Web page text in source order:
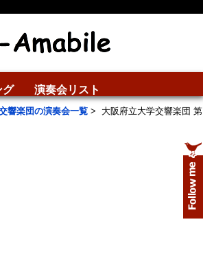
グ 演奏会リスト
響楽団の演奏会一覧 > 大阪府立大学交響楽団 第